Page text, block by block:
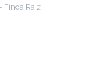
Finca Raíz